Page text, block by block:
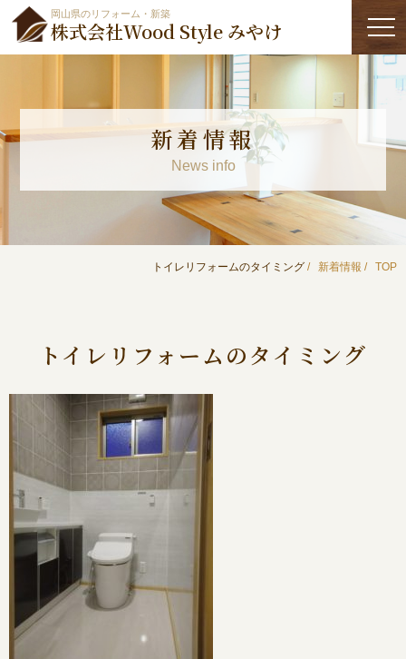
岡山県のリフォーム・新築
株式会社Wood Style みやけ
新着情報
News info
TOP
新着情報
トイレリフォームのタイミング
トイレリフォームのタイミング